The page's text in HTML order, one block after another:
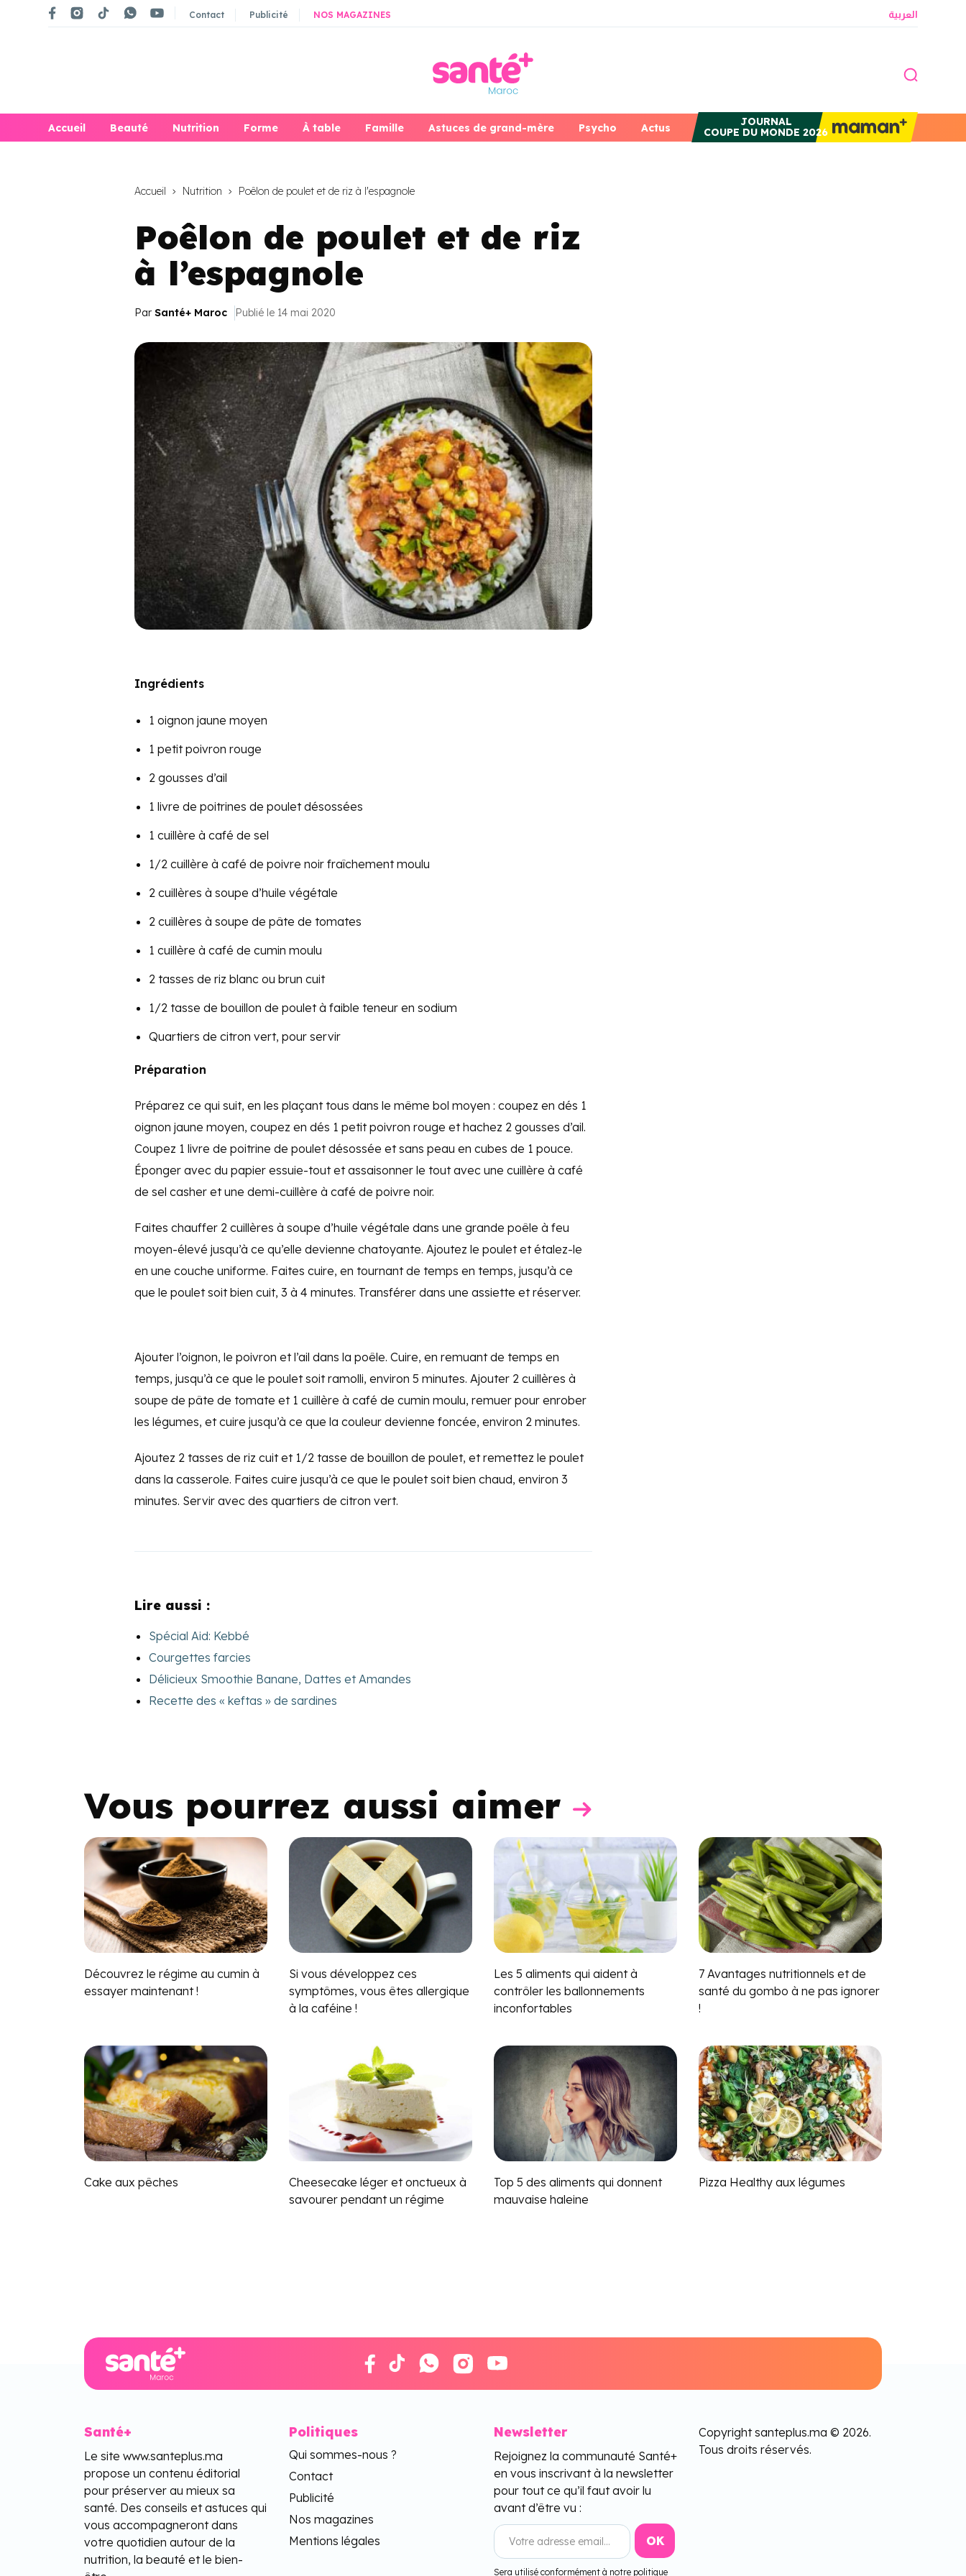
Contact Publicité NOS MAGAZINES العربية
Accueil Beauté Nutrition Forme À table Famille Astuces de grand-mère Psycho Actus
JOURNAL
COUPE DU MONDE 2026
Accueil Nutrition Poêlon de poulet et de riz à l'espagnole
Poêlon de poulet et de riz
à l’espagnole
Par Santé+ Maroc Publié le 14 mai 2020
Ingrédients
1 oignon jaune moyen
1 petit poivron rouge
2 gousses d’ail
1 livre de poitrines de poulet désossées
1 cuillère à café de sel
1/2 cuillère à café de poivre noir fraîchement moulu
2 cuillères à soupe d’huile végétale
2 cuillères à soupe de pâte de tomates
1 cuillère à café de cumin moulu
2 tasses de riz blanc ou brun cuit
1/2 tasse de bouillon de poulet à faible teneur en sodium
Quartiers de citron vert, pour servir
Préparation
Préparez ce qui suit, en les plaçant tous dans le même bol moyen : coupez en dés 1
oignon jaune moyen, coupez en dés 1 petit poivron rouge et hachez 2 gousses d’ail.
Coupez 1 livre de poitrine de poulet désossée et sans peau en cubes de 1 pouce.
Éponger avec du papier essuie-tout et assaisonner le tout avec une cuillère à café
de sel casher et une demi-cuillère à café de poivre noir.
Faites chauffer 2 cuillères à soupe d’huile végétale dans une grande poêle à feu
moyen-élevé jusqu’à ce qu’elle devienne chatoyante. Ajoutez le poulet et étalez-le
en une couche uniforme. Faites cuire, en tournant de temps en temps, jusqu’à ce
que le poulet soit bien cuit, 3 à 4 minutes. Transférer dans une assiette et réserver.
Ajouter l’oignon, le poivron et l’ail dans la poêle. Cuire, en remuant de temps en
temps, jusqu’à ce que le poulet soit ramolli, environ 5 minutes. Ajouter 2 cuillères à
soupe de pâte de tomate et 1 cuillère à café de cumin moulu, remuer pour enrober
les légumes, et cuire jusqu’à ce que la couleur devienne foncée, environ 2 minutes.
Ajoutez 2 tasses de riz cuit et 1/2 tasse de bouillon de poulet, et remettez le poulet
dans la casserole. Faites cuire jusqu’à ce que le poulet soit bien chaud, environ 3
minutes. Servir avec des quartiers de citron vert.
Lire aussi :
Spécial Aid: Kebbé
Courgettes farcies
Délicieux Smoothie Banane, Dattes et Amandes
Recette des « keftas » de sardines
Vous pourrez aussi aimer
Découvrez le régime au cumin à
essayer maintenant !
Si vous développez ces
symptômes, vous êtes allergique
à la caféine !
Les 5 aliments qui aident à
contrôler les ballonnements
inconfortables
7 Avantages nutritionnels et de
santé du gombo à ne pas ignorer
!
Cake aux pêches
Cheesecake léger et onctueux à
savourer pendant un régime
Top 5 des aliments qui donnent
mauvaise haleine
Pizza Healthy aux légumes
Santé+
Le site www.santeplus.ma
propose un contenu éditorial
pour préserver au mieux sa
santé. Des conseils et astuces qui
vous accompagneront dans
votre quotidien autour de la
nutrition, la beauté et le bien-
Politiques
Qui sommes-nous ?
Contact
Publicité
Nos magazines
Mentions légales
Newsletter
Rejoignez la communauté Santé+
en vous inscrivant à la newsletter
pour tout ce qu’il faut avoir lu
avant d’être vu :
Sera utilisé conformément à notre politique
Copyright santeplus.ma © 2026.
Tous droits réservés.